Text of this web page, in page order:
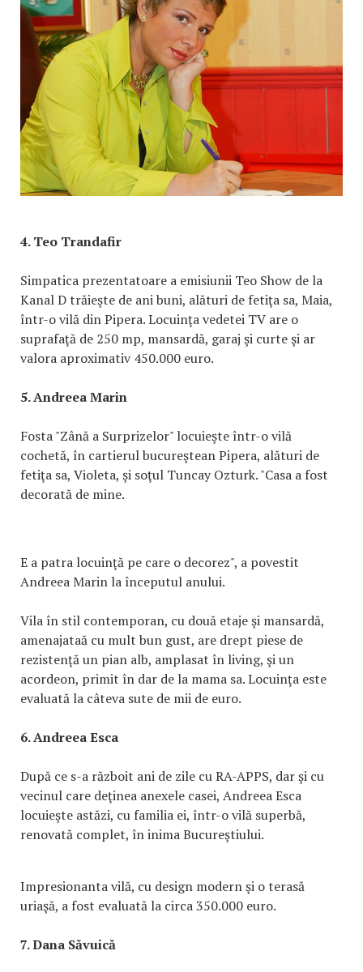
4. Teo Trandafir
Simpatica prezentatoare a emisiunii Teo Show de la
Kanal D trăieşte de ani buni, alături de fetiţa sa, Maia,
într-o vilă din Pipera. Locuinţa vedetei TV are o
suprafaţă de 250 mp, mansardă, garaj şi curte şi ar
valora aproximativ 450.000 euro.
5. Andreea Marin
Fosta "Zână a Surprizelor" locuieşte într-o vilă
cochetă, în cartierul bucureştean Pipera, alături de
fetiţa sa, Violeta, şi soţul Tuncay Ozturk. "Casa a fost
decorată de mine.
E a patra locuinţă pe care o decorez", a povestit
Andreea Marin la începutul anului.
Vila în stil contemporan, cu două etaje şi mansardă,
amenajataă cu mult bun gust, are drept piese de
rezistenţă un pian alb, amplasat în living, şi un
acordeon, primit în dar de la mama sa. Locuinţa este
evaluată la câteva sute de mii de euro.
6. Andreea Esca
După ce s-a războit ani de zile cu RA-APPS, dar şi cu
vecinul care deţinea anexele casei, Andreea Esca
locuieşte astăzi, cu familia ei, într-o vilă superbă,
renovată complet, în inima Bucureştiului.
Impresionanta vilă, cu design modern şi o terasă
uriaşă, a fost evaluată la circa 350.000 euro.
7. Dana Săvuică